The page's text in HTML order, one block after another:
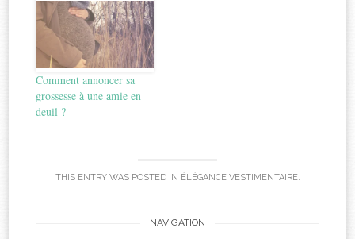
Comment annoncer sa
grossesse à une amie en
deuil ?
THIS ENTRY WAS POSTED IN ÉLÉGANCE VESTIMENTAIRE.
NAVIGATION